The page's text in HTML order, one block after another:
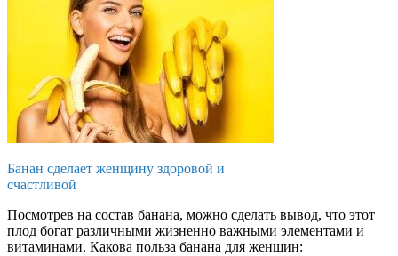
Банан сделает женщину здоровой и
счастливой
Посмотрев на состав банана, можно сделать вывод, что этот
плод богат различными жизненно важными элементами и
витаминами. Какова польза банана для женщин: